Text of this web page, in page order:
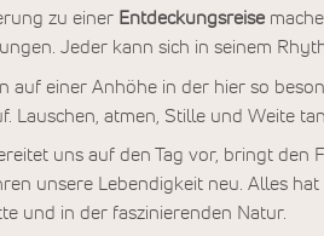
zu einer Entdeckungsreise
Jeder kann sich in seinem
auf einer Anhöhe in der hier so
Lauschen, atmen, Stille und Weite
uns auf den Tag vor, bringt den
unsere Lebendigkeit neu. Alles hat
und in der faszinierenden Natur.